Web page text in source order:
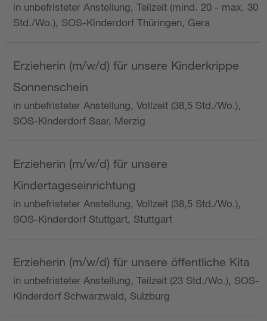
in unbefristeter Anstellung, Teilzeit (mind. 20 - max. 30
Std./Wo.), SOS-Kinderdorf Thüringen, Gera
Erzieherin (m/w/d) für unsere Kinderkrippe
Sonnenschein
in unbefristeter Anstellung, Vollzeit (38,5 Std./Wo.),
SOS-Kinderdorf Saar, Merzig
Erzieherin (m/w/d) für unsere
Kindertageseinrichtung
in unbefristeter Anstellung, Vollzeit (38,5 Std./Wo.),
SOS-Kinderdorf Stuttgart, Stuttgart
Erzieherin (m/w/d) für unsere öffentliche Kita
in unbefristeter Anstellung, Teilzeit (23 Std./Wo.), SOS-
Kinderdorf Schwarzwald, Sulzburg